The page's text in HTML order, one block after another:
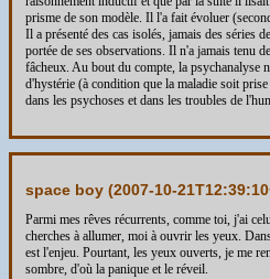
prisme de son modèle. Il l'a fait évoluer
Il a présenté des cas isolés, jamais des séries
portée de ses observations. Il n'a jamais tenu
fâcheux. Au bout du compte, la psychanalyse
d'hystérie (à condition que la maladie soit
dans les psychoses et dans les troubles de
space boy (2007-10-
Parmi mes rêves récurrents, comme toi, j'ai
cherches à allumer, moi à ouvrir les yeux.
est l'enjeu. Pourtant, les yeux ouverts, je me
sombre, d'où la panique et le réveil.